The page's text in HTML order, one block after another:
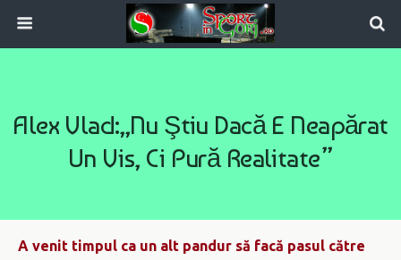
Alex Vlad:„Nu Ştiu Dacă E Neapărat
Un Vis, Ci Pură Realitate”
A venit timpul ca un alt pandur să facă pasul către